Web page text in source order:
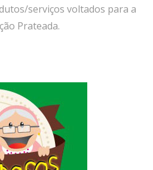
serviços voltados para a
Prateada.